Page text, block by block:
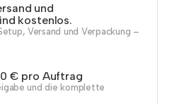
und
kostenlos.
Versand und Verpackung –
€ pro Auftrag
und die komplette